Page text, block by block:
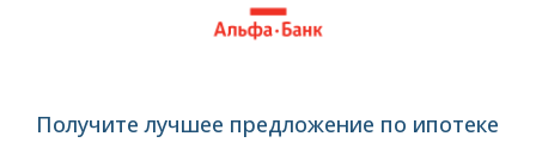
Получите лучшее предложение по ипотеке